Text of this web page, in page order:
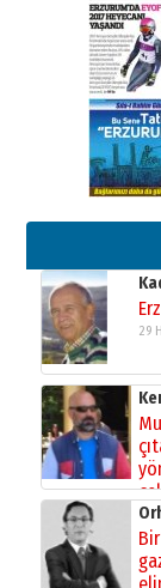
26
13
02
29
17 Şubat 2026 Salı